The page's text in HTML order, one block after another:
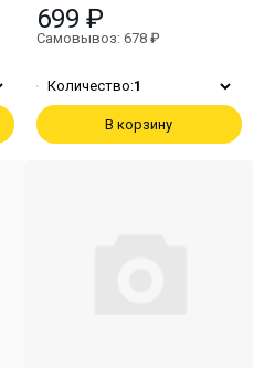
699 ₽
Самовывоз: 678 ₽
Количество:1
В корзину